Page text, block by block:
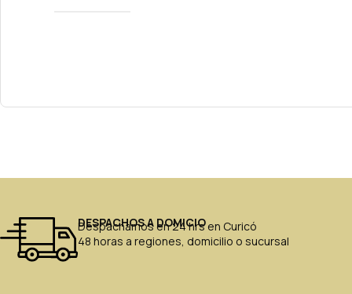
DESPACHOS A DOMICIO
Despachamos en 24 hrs en Curicó
48 horas a regiones, domicilio o sucursal